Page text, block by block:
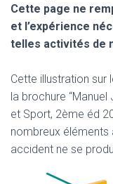
Cette page ne
et l’expérience
telles activités de
Cette illustration sur
la brochure
et Sport, 2ème éd
nombreux éléments
accident ne se